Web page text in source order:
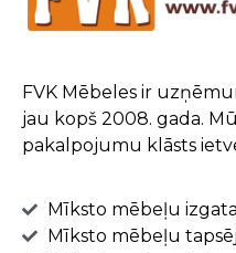
FVK Mēbeles ir
jau kopš 2008. gada.
pakalpojumu klāsts
Mīksto mēbeļu
Mīksto mēbeļu